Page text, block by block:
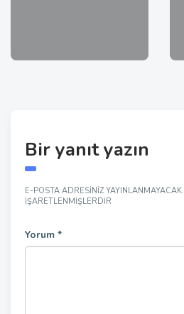
Bir yanıt yazın
E-POSTA ADRESINIZ YAYINLANMAYACAK.
IŞARETLENMIŞLERDIR
Yorum *